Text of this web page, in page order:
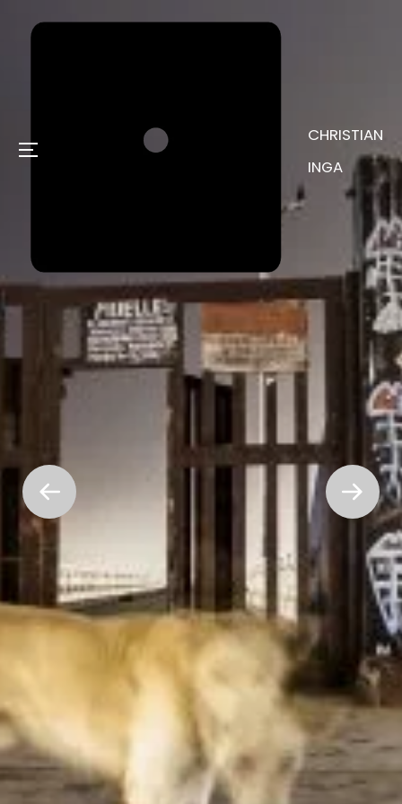
Menu
CHRISTIAN
INGA